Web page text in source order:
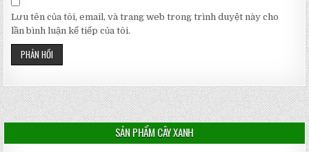
Lưu tên của tôi, email, và trang web trong trình duyệt này cho
lần bình luận kế tiếp của tôi.
SẢN PHẨM CÂY XANH